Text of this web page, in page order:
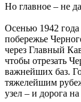
Но главное – не
Осенью 1942 года
побережье
через Главный
чтобы отрезать
важнейших баз.
тяжелейшим
узел – и дорога